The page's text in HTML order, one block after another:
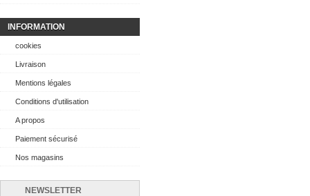
INFORMATION
cookies
Livraison
Mentions légales
Conditions d'utilisation
A propos
Paiement sécurisé
Nos magasins
NEWSLETTER